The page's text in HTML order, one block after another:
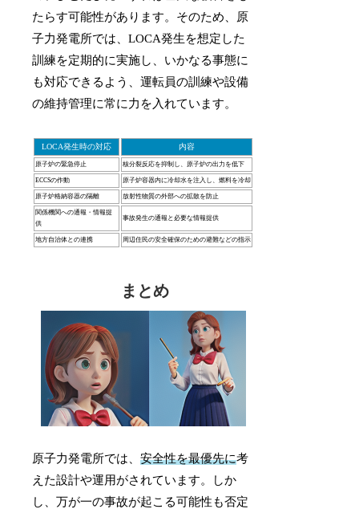
たらす可能性があります。そのため、原
子力発電所では、LOCA発生を想定した
訓練を定期的に実施し、いかなる事態に
も対応できるよう、運転員の訓練や設備
の維持管理に常に力を入れています。
LOCA発生時の対応 内容
原子炉の緊急停止 核分裂反応を抑制し、原子炉の出力を低下
ECCSの作動 原子炉容器内に冷却水を注入し、燃料を冷却
原子炉格納容器の隔離 放射性物質の外部への拡散を防止
関係機関への通報・情報提
供
事故発生の通報と必要な情報提供
地方自治体との連携 周辺住民の安全確保のための避難などの指示
まとめ
原子力発電所では、安全性を最優先に考
えた設計や運用がされています。しか
し、万が一の事故が起こる可能性も否定